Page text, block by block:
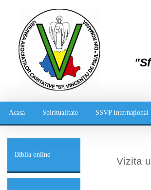
Acasa Spiritualitate SSVP Internațional
Biblia online
Vizita